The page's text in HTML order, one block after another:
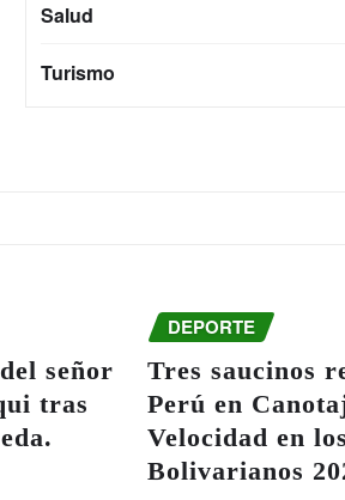
Salud
Turismo
señor
tras
DEPORTE
Tres saucinos
Perú en
Velocidad en
Bolivarianos